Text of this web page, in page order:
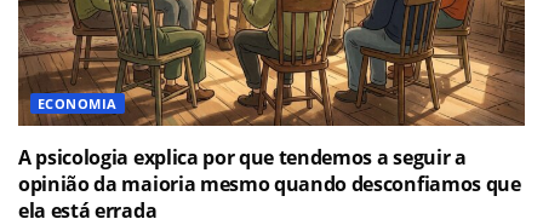
ECONOMIA
A psicologia explica por que tendemos a seguir a
opinião da maioria mesmo quando desconfiamos que
ela está errada